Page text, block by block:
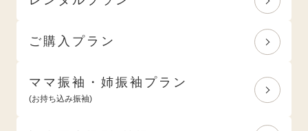
ご購入プラン
ママ振袖・姉振袖プラン
(お持ち込み振袖)